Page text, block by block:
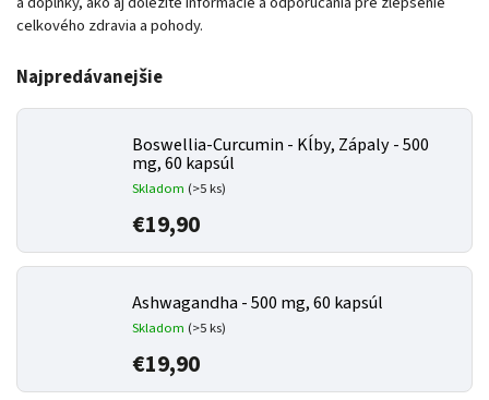
celkového zdravia a pohody.
Najpredávanejšie
Boswellia-Curcumin - Kĺby, Zápaly - 500
mg, 60 kapsúl
Skladom (>5 ks)
€19,90
Ashwagandha - 500 mg, 60 kapsúl
Skladom (>5 ks)
€19,90